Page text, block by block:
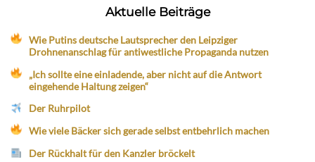
Aktuelle Beiträge
Wie Putins deutsche Lautsprecher den Leipziger
Drohnenanschlag für antiwestliche Propaganda nutzen
„Ich sollte eine einladende, aber nicht auf die Antwort
eingehende Haltung zeigen“
Der Ruhrpilot
Wie viele Bäcker sich gerade selbst entbehrlich machen
Der Rückhalt für den Kanzler bröckelt